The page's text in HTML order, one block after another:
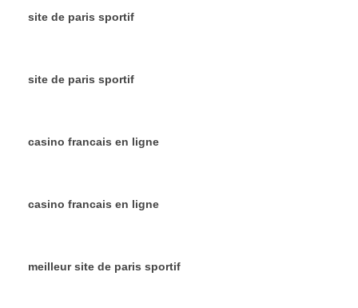
site de paris sportif
site de paris sportif
casino francais en ligne
casino francais en ligne
meilleur site de paris sportif